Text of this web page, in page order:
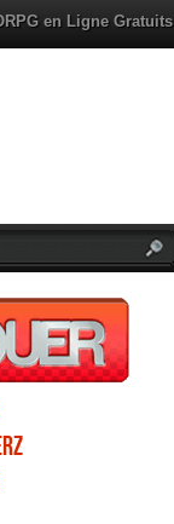
en Ligne Gratuits